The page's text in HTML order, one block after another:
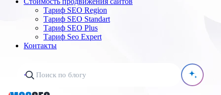
Тариф SEO Region
Тариф SEO Standart
Тариф SEO Plus
Тариф Seo Expert
Контакты